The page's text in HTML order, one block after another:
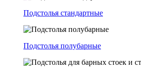
Подстолья стандартные
Подстолья полубарные